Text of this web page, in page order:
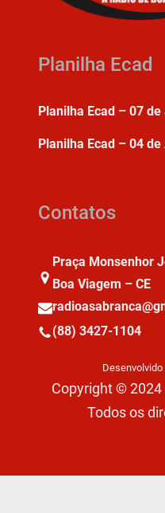
Planilha Ecad
Planilha Ecad – 07
Planilha Ecad – 04
Contatos
Praça Monsenhor
Boa Viagem – CE
(88) 3427-1104
Copyright © 2024
Todos os